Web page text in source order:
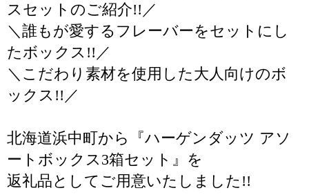
スセットのご紹介!!／
＼誰もが愛するフレーバーをセットにし
たボックス!!／
＼こだわり素材を使用した大人向けのボ
ックス!!／
北海道浜中町から『ハーゲンダッツ アソ
ートボックス3箱セット』を
返礼品としてご用意いたしました!!